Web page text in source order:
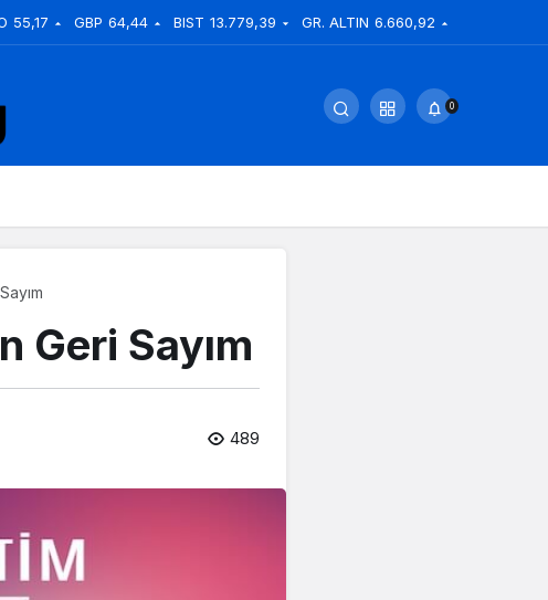
55,17 GBP 64,44 BIST 13.779,39 GR. ALTIN 6.660,92
0
Geri Sayım
489